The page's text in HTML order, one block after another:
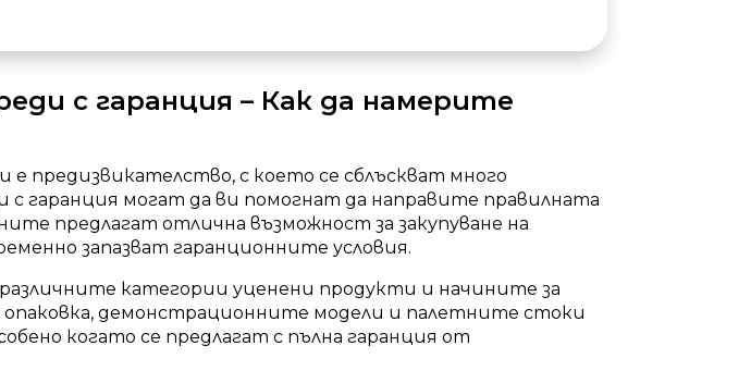
с гаранция – Как да намерите
предизвикателство, с което се сблъскват много
гаранция могат да ви помогнат да направите правилната
предлагат отлична възможност за закупуване на
запазват гаранционните условия.
категории уценени продукти и начините за
демонстрационните модели и палетните стоки
когато се предлагат с пълна гаранция от